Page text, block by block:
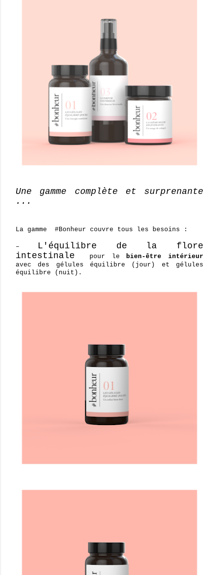
Une gamme complète et surprenante
...
La gamme #Bonheur couvre tous les besoins :
– L'équilibre de la flore
intestinale
pour lebien-être intérieur
avec des gélules équilibre (jour) et gélules
équilibre (nuit).